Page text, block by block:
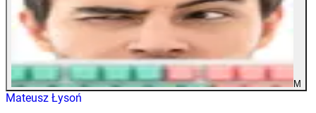
M
Mateusz Łysoń